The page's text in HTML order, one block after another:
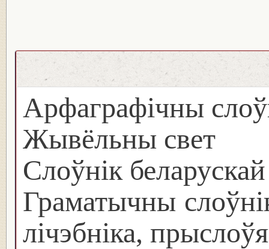
Арфаграфічны
Жывёльны свет
Слоўнік
Граматычны
лічэбніка, прыслоўя